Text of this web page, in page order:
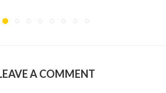
A COMMENT